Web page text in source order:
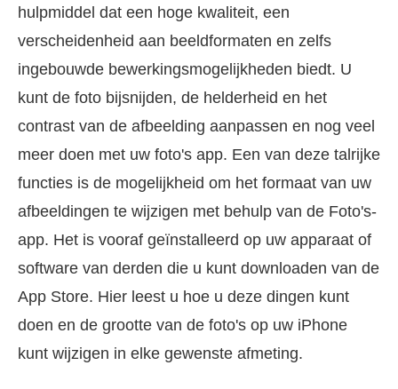
hulpmiddel dat een hoge kwaliteit, een
verscheidenheid aan beeldformaten en zelfs
ingebouwde bewerkingsmogelijkheden biedt. U
kunt de foto bijsnijden, de helderheid en het
contrast van de afbeelding aanpassen en nog veel
meer doen met uw foto's app. Een van deze talrijke
functies is de mogelijkheid om het formaat van uw
afbeeldingen te wijzigen met behulp van de Foto's-
app. Het is vooraf geïnstalleerd op uw apparaat of
software van derden die u kunt downloaden van de
App Store. Hier leest u hoe u deze dingen kunt
doen en de grootte van de foto's op uw iPhone
kunt wijzigen in elke gewenste afmeting.